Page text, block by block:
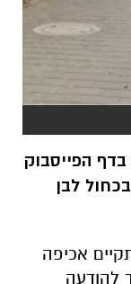
הפייסבוק
לבן
אכיפה
להודעה